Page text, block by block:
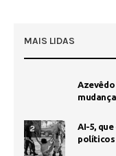
MAIS LIDAS
2
AI-5, que
políticos